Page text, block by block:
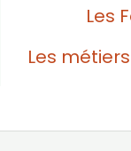
Les
Les métiers